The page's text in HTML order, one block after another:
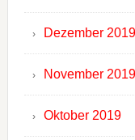
Dezember 2019
November 2019
Oktober 2019